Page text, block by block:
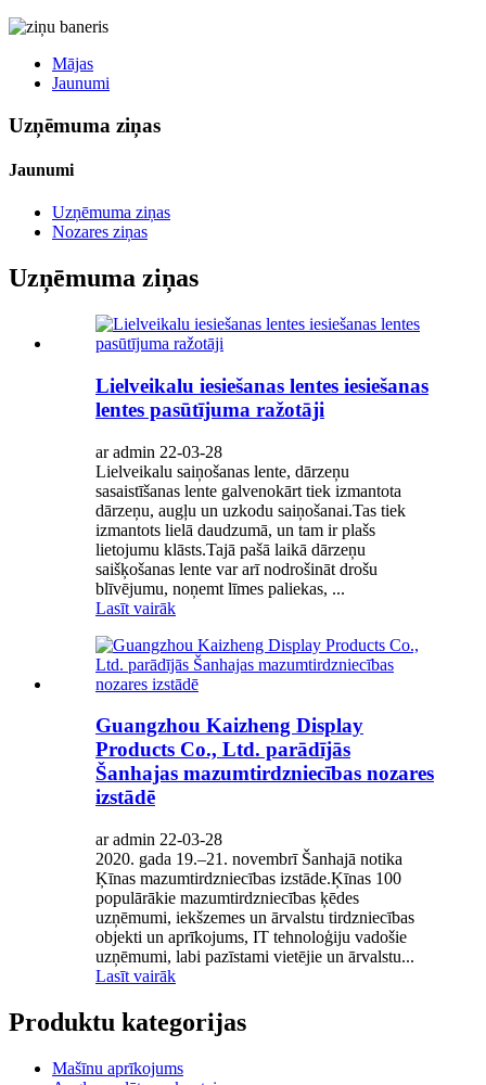
Mājas
Jaunumi
Uzņēmuma ziņas
Jaunumi
Uzņēmuma ziņas
Nozares ziņas
Uzņēmuma ziņas
Lielveikalu iesiešanas lentes iesiešanas
lentes pasūtījuma ražotāji
ar admin 22-03-28
Lielveikalu saiņošanas lente, dārzeņu
sasaistīšanas lente galvenokārt tiek izmantota
dārzeņu, augļu un uzkodu saiņošanai.Tas tiek
izmantots lielā daudzumā, un tam ir plašs
lietojumu klāsts.Tajā pašā laikā dārzeņu
saišķošanas lente var arī nodrošināt drošu
blīvējumu, noņemt līmes paliekas, ...
Lasīt vairāk
Guangzhou Kaizheng Display
Products Co., Ltd. parādījās
Šanhajas mazumtirdzniecības nozares
izstādē
ar admin 22-03-28
2020. gada 19.–21. novembrī Šanhajā notika
Ķīnas mazumtirdzniecības izstāde.Ķīnas 100
populārākie mazumtirdzniecības ķēdes
uzņēmumi, iekšzemes un ārvalstu tirdzniecības
objekti un aprīkojums, IT tehnoloģiju vadošie
uzņēmumi, labi pazīstami vietējie un ārvalstu...
Lasīt vairāk
Produktu kategorijas
Mašīnu aprīkojums